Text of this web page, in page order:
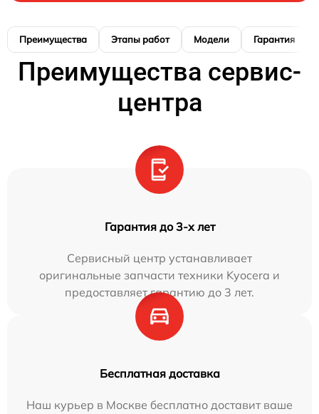
Преимущества Этапы работ Модели Гарантия
Преимущества сервис-
центра
Гарантия до 3-х лет
Сервисный центр устанавливает
оригинальные запчасти техники Kyocera и
предоставляет гарантию до 3 лет.
Бесплатная доставка
Наш курьер в Москве бесплатно доставит ваше